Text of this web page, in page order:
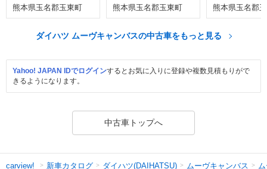
熊本県玉名郡玉東町 熊本県玉名郡玉東町 熊本県玉名郡
ダイハツ ムーヴキャンバスの中古車をもっと見る
Yahoo! JAPAN IDでログインするとお気に入りに登録や複数見積もりがで
きるようになります。
中古車トップへ
carview! 新車カタログ ダイハツ(DAIHATSU) ムーヴキャンバス